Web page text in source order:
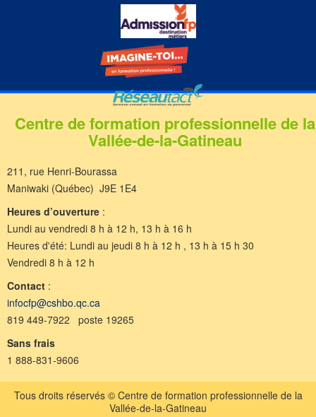
Centre de formation professionnelle de la
Vallée-de-la-Gatineau
211, rue Henri-Bourassa
Maniwaki (Québec) J9E 1E4
Heures d’ouverture :
Lundi au vendredi 8 h à 12 h, 13 h à 16 h
Heures d'été: Lundi au jeudi 8 h à 12 h , 13 h à 15 h 30
Vendredi 8 h à 12 h
Contact :
infocfp@cshbo.qc.ca
819 449-7922 poste 19265
Sans frais
1 888-831-9606
Tous droits réservés © Centre de formation professionnelle de la
Vallée-de-la-Gatineau